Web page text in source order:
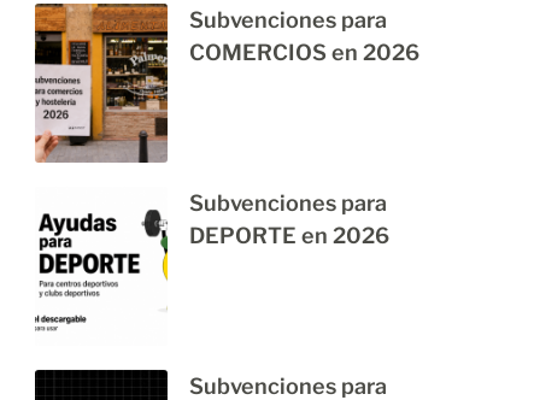
Subvenciones para
COMERCIOS en 2026
Subvenciones para
DEPORTE en 2026
Subvenciones para